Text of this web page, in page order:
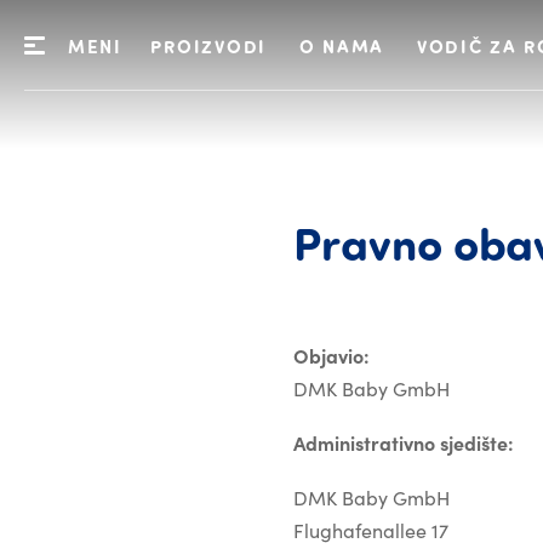
MENI PROIZVODI O NAMA VODIČ ZA
Pravno
Objavio:
DMK Baby GmbH
Administrativno sjedište:
DMK Baby GmbH
Flughafenallee 17